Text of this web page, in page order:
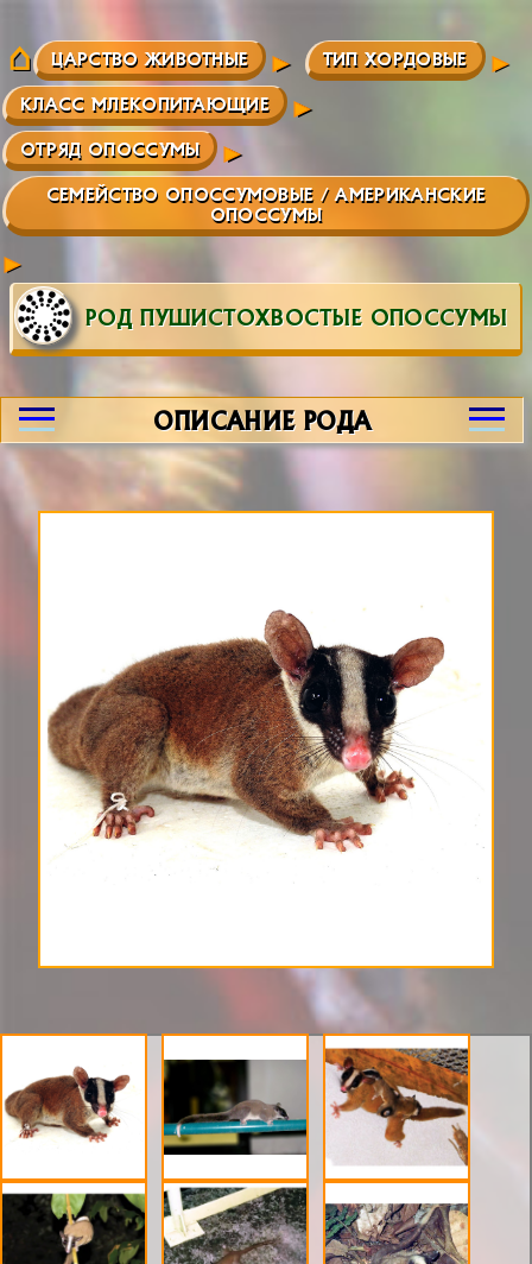
ЦАРСТВО ЖИВОТНЫЕ ТИП ХОРДОВЫЕ
КЛАСС МЛЕКОПИТАЮЩИЕ
ОТРЯД ОПОССУМЫ
СЕМЕЙСТВО ОПОССУМОВЫЕ / АМЕРИКАНСКИЕ
ОПОССУМЫ
РОД ПУШИСТОХВОСТЫЕ ОПОССУМЫ
ОПИСАНИЕ РОДА